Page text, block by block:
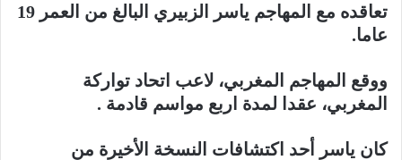
تعاقده مع المهاجم ياسر الزبيري البالغ من العمر 19
عاما.
ووقع المهاجم المغربي، لاعب اتحاد تواركة
المغربي، عقدا لمدة اربع مواسم قادمة .
كان ياسر أحد اكتشافات النسخة الأخيرة من